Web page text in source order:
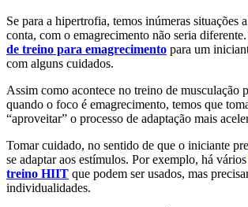
Se para a hipertrofia, temos inúmeras situações
conta, com o emagrecimento não seria
de treino para emagrecimento para um
com alguns cuidados.
Assim como acontece no treino de musculação
quando o foco é emagrecimento, temos que
“aproveitar” o processo de adaptação mais
Tomar cuidado, no sentido de que o iniciante
se adaptar aos estímulos. Por exemplo, há vários
treino HIIT que podem ser usados, mas
individualidades.